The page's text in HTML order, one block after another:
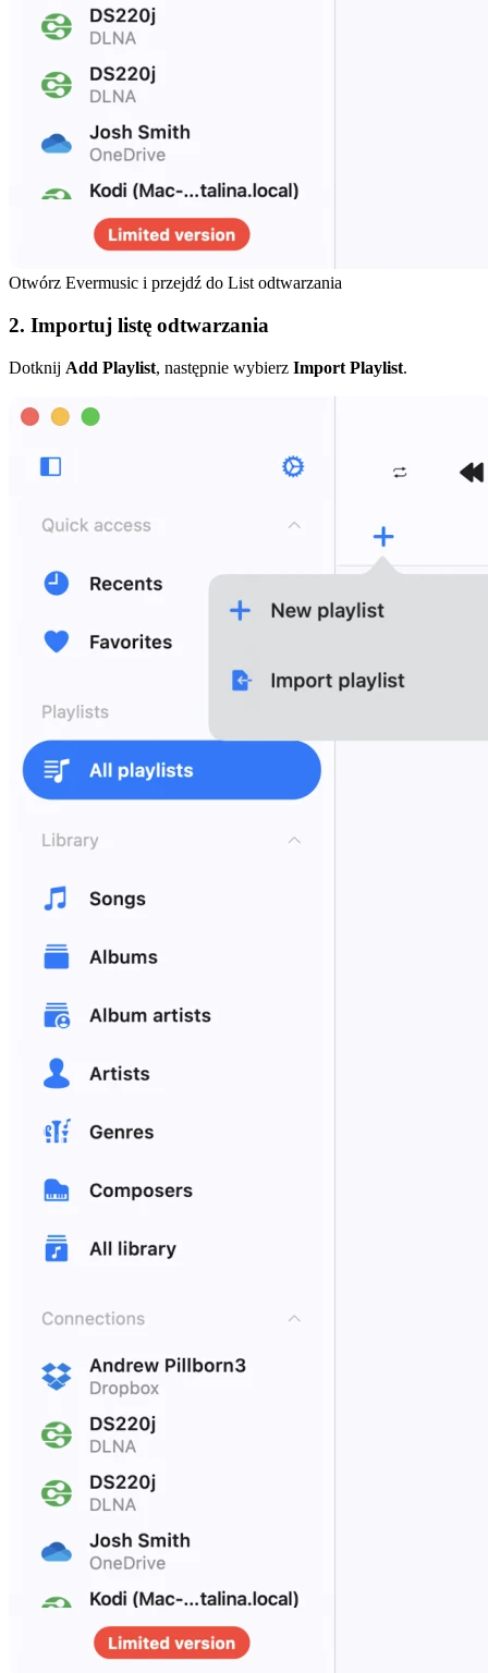
Otwórz Evermusic i przejdź do List odtwarzania
2. Importuj listę odtwarzania
Dotknij Add Playlist, następnie wybierz Import Playlist.